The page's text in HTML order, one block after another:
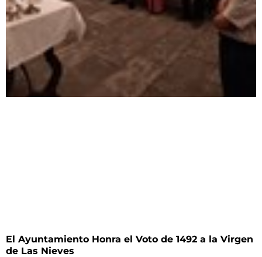
El Ayuntamiento Honra el Voto de 1492 a la Virgen
de Las Nieves